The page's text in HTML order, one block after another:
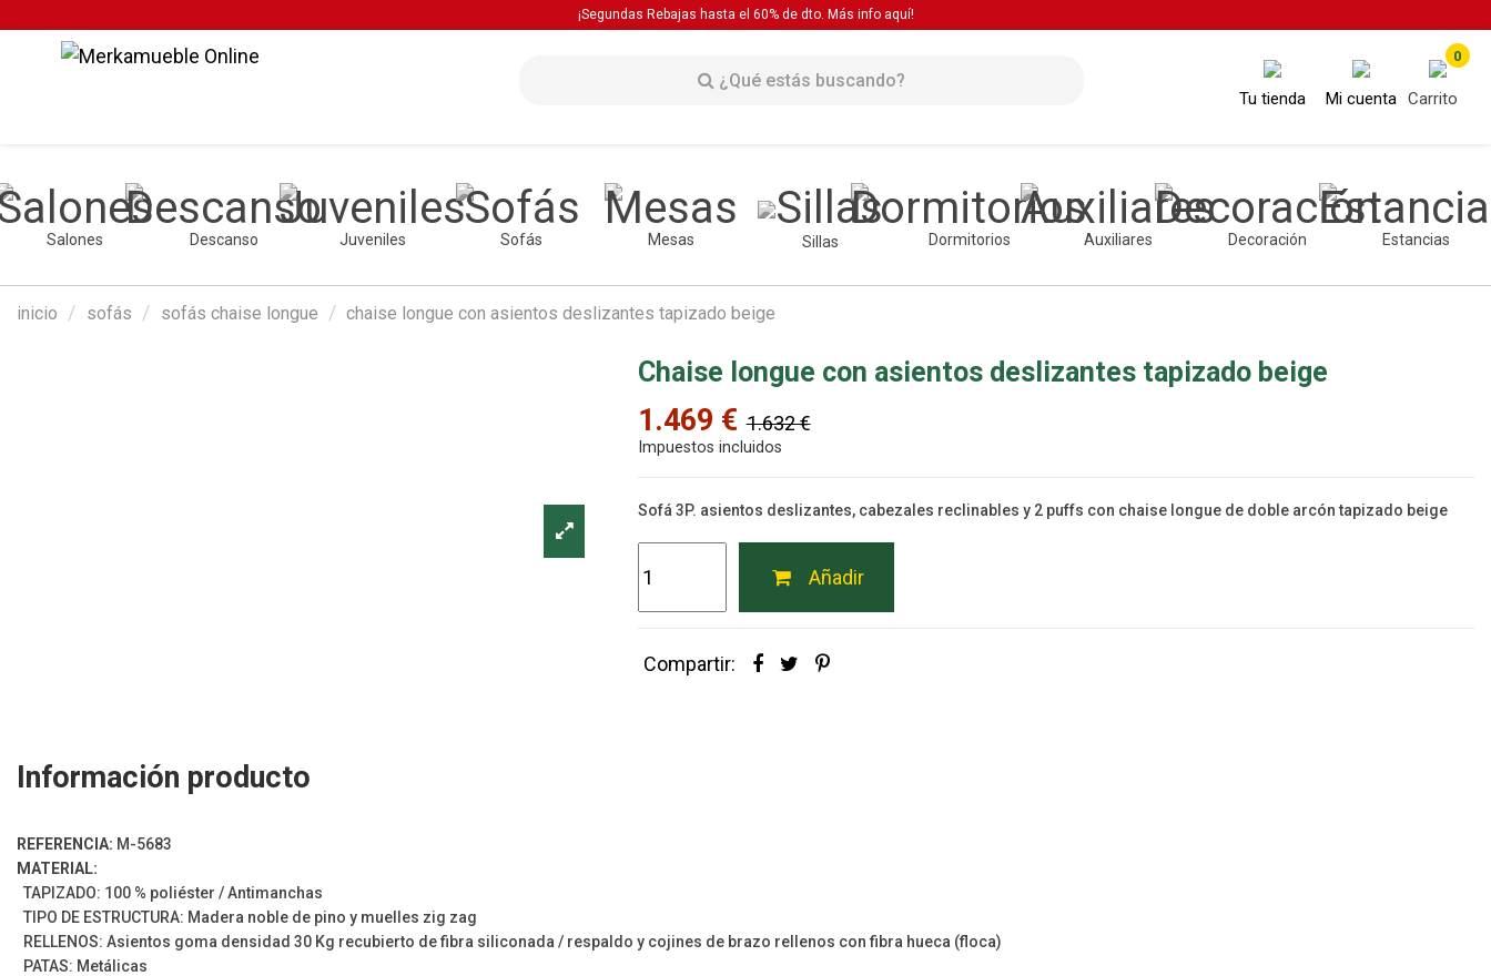
¡Segundas Rebajas hasta el 60% de dto. Más info aquí!
Tu tienda Mi cuenta
0
Carrito
Salones Descanso Juveniles Sofás Mesas Sillas Dormitorios Auxiliares Decoración Estancias
inicio sofás sofás chaise longue chaise longue con asientos deslizantes tapizado beige
Chaise longue con asientos deslizantes tapizado beige
1.469 € 1.632 €
Impuestos incluidos
Sofá 3P. asientos deslizantes, cabezales reclinables y 2 puffs con chaise longue de doble arcón tapizado beige
Añadir
Compartir:
Información producto
REFERENCIA: M-5683
MATERIAL:
TAPIZADO: 100 % poliéster / Antimanchas
TIPO DE ESTRUCTURA: Madera noble de pino y muelles zig zag
RELLENOS: Asientos goma densidad 30 Kg recubierto de fibra siliconada / respaldo y cojines de brazo rellenos con fibra hueca (floca)
PATAS: Metálicas